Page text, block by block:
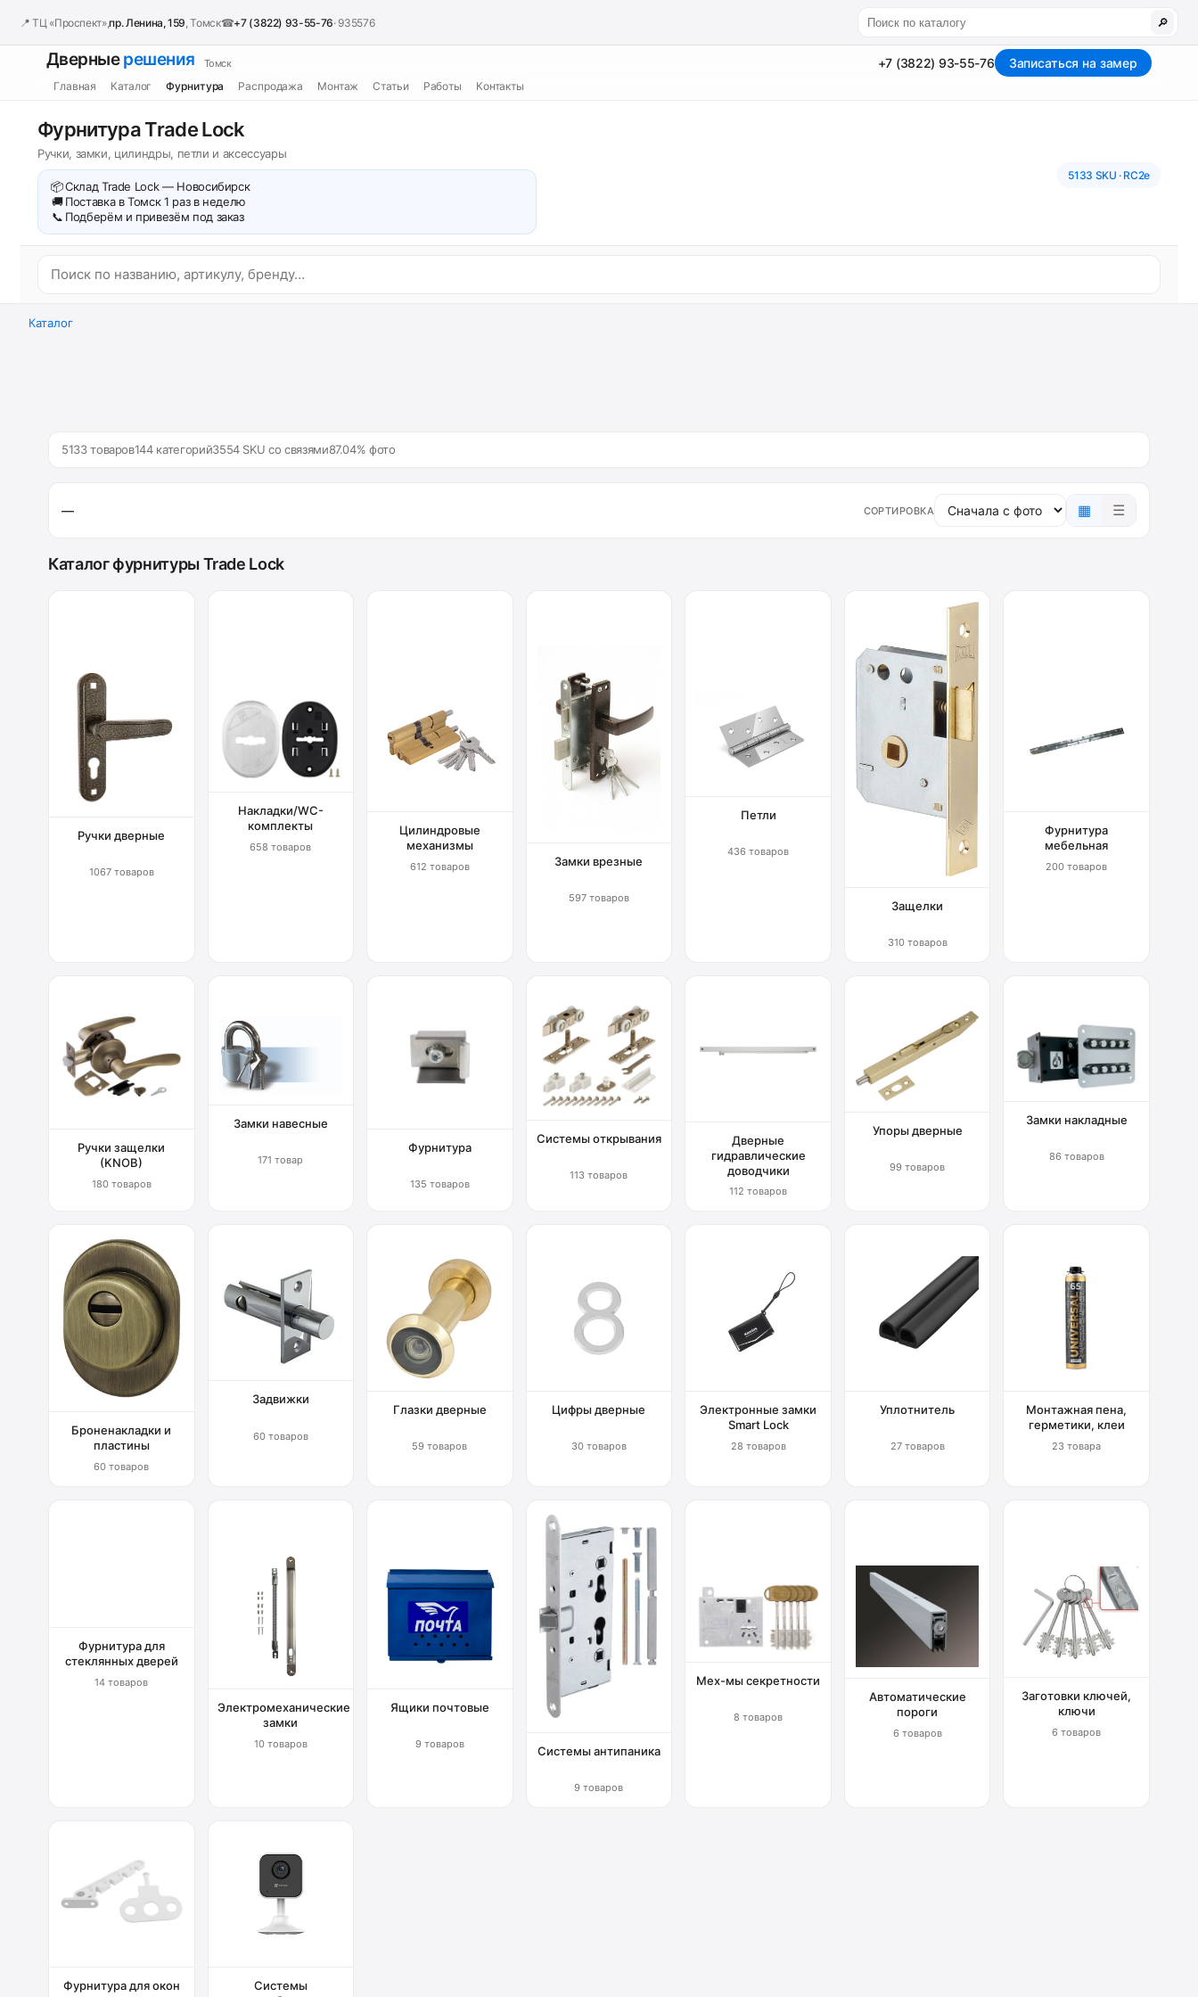
📍 ТЦ «Проспект»,пр. Ленина, 159 , Томск☎+7 (3822) 93-55-76· 935576 🔎
Дверныерешения Томск
Главная Каталог Фурнитура Распродажа Монтаж Статьи Работы Контакты
+7 (3822) 93-55-76 Записаться на замер
Фурнитура Trade Lock
Ручки, замки, цилиндры, петли и аксессуары
📦Склад Trade Lock — Новосибирск
🚚 Поставка в Томск 1 раз в неделю
📞 Подберём и привезём под заказ
5133 SKU · RC2e
Каталог
5133 товаров144 категорий3554 SKU со связями87.04% фото
— СОРТИРОВКА ▦ ☰
Каталог фурнитуры Trade Lock
Ручки дверные
1067 товаров
Накладки/WC-
комплекты
658 товаров
Цилиндровые
механизмы
612 товаров Замки врезные
597 товаров
Петли
436 товаров
Защелки
310 товаров
Фурнитура
мебельная
200 товаров
Ручки защелки
(KNOB)
180 товаров
Замки навесные
171 товар
Фурнитура
135 товаров
Системы открывания
113 товаров
Дверные
гидравлические
доводчики
112 товаров
Упоры дверные
99 товаров
Замки накладные
86 товаров
Броненакладки и
пластины
60 товаров
Задвижки
60 товаров
Глазки дверные
59 товаров
Цифры дверные
30 товаров
Электронные замки
Smart Lock
28 товаров
Уплотнитель
27 товаров
Монтажная пена,
герметики, клеи
23 товара
Фурнитура для
стеклянных дверей
14 товаров
Электромеханические
замки
10 товаров
Ящики почтовые
9 товаров Системы антипаника
9 товаров
Мех-мы секретности
8 товаров
Автоматические
пороги
6 товаров
Заготовки ключей,
ключи
6 товаров
Фурнитура для окон
Системы